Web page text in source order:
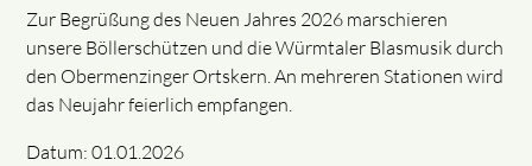
Zur Begrüßung des Neuen Jahres 2026 marschieren
unsere Böllerschützen und die Würmtaler Blasmusik durch
den Obermenzinger Ortskern. An mehreren Stationen wird
das Neujahr feierlich empfangen.
Datum: 01.01.2026